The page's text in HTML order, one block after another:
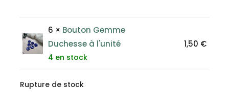
6 × Bouton Gemme
Duchesse à l'unité
4 en stock
1,50 €
Rupture de stock